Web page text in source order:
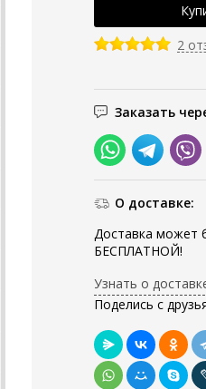
2
Заказать
О доставке:
Доставка может
БЕСПЛАТНОЙ!
Узнать о
Поделись с